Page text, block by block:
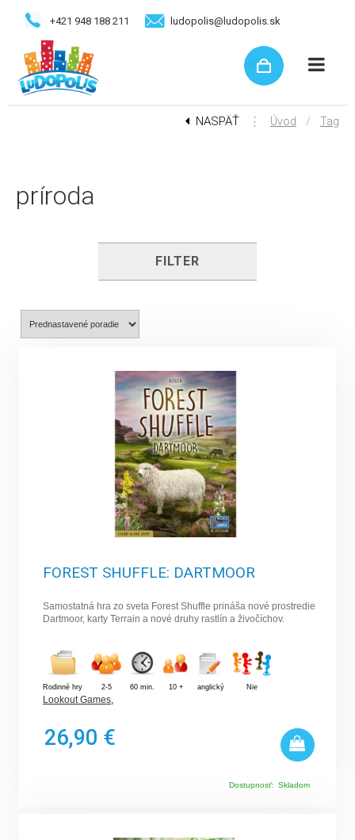
+421 948 188 211 ludopolis@ludopolis.sk
NASPÄŤ ⋮ Úvod / Tag
príroda
FILTER
FOREST SHUFFLE: DARTMOOR
Samostatná hra zo sveta Forest Shuffle prináša nové prostredie
Dartmoor, karty Terrain a nové druhy rastlín a živočíchov.
Rodinné hry 2-5 60 min. 10 + anglický Nie
Lookout Games,
26,90 €
Dostupnosť: Skladom